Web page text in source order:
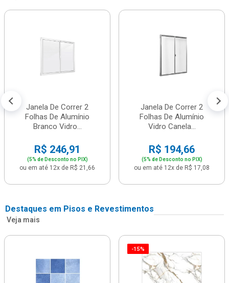
Janela De Correr 2
Folhas De Alumínio
Branco Vidro...
R$ 246,91
(5% de Desconto no PIX)
ou em até 12x de R$ 21,66
Janela De Correr 2
Folhas De Alumínio
Vidro Canela...
R$ 194,66
(5% de Desconto no PIX)
ou em até 12x de R$ 17,08
Destaques em Pisos e Revestimentos
Veja mais
-15%